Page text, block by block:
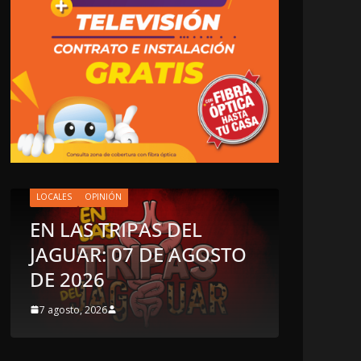
LOCALES OPINIÓN
EN LAS TRIPAS DEL
JAGUAR: 07 DE AGOSTO
DE 2026
7 agosto, 2026